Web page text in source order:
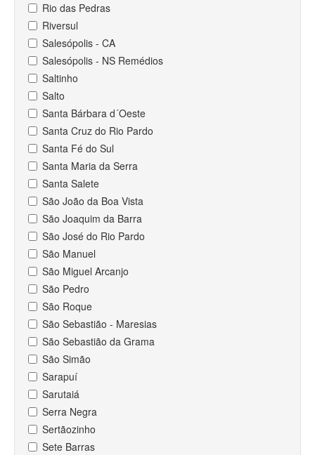
Rio das Pedras
Riversul
Salesópolis - CA
Salesópolis - NS Remédios
Saltinho
Salto
Santa Bárbara d´Oeste
Santa Cruz do Rio Pardo
Santa Fé do Sul
Santa Maria da Serra
Santa Salete
São João da Boa Vista
São Joaquim da Barra
São José do Rio Pardo
São Manuel
São Miguel Arcanjo
São Pedro
São Roque
São Sebastião - Maresias
São Sebastião da Grama
São Simão
Sarapuí
Sarutaiá
Serra Negra
Sertãozinho
Sete Barras